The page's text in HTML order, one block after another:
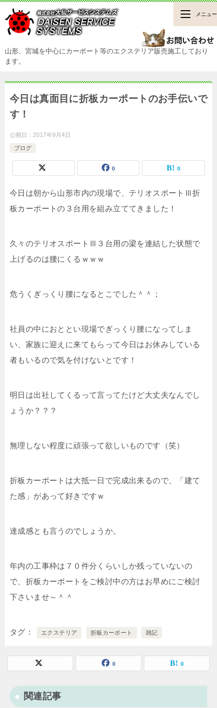
山形、宮城を中心にカーポート等のエクステリア販売施工しており
ます。
メニュー
今日は真面目に折板カーポートのお手伝いで
す！
公開日： 2017年9月4日
ブログ
0 0
今日は朝から山形市内の現場で、テリオスポートⅢ折
板カーポートの３台用を組み立ててきました！
久々のテリオスポートⅢ３台用の梁を連結した状態で
上げるのは腰にくるｗｗｗ
危うくぎっくり腰になるとこでした＾＾；
社員の中におととい現場でぎっくり腰になってしま
い、家族に迎えに来てもらって今日はお休みしている
者もいるので気を付けないとです！
明日は出社してくるって言ってたけど大丈夫なんでし
ょうか？？？
無理しない程度に頑張って欲しいものです（笑）
折板カーポートは大抵一日で完成出来るので、「建て
た感」があって好きですｗ
達成感とも言うのでしょうか。
年内の工事枠は７０件分くらいしか残っていないの
で、折板カーポートをご検討中の方はお早めにご検討
下さいませ～＾＾
タグ エクステリア 折板カーポート 雑記
0 0
関連記事